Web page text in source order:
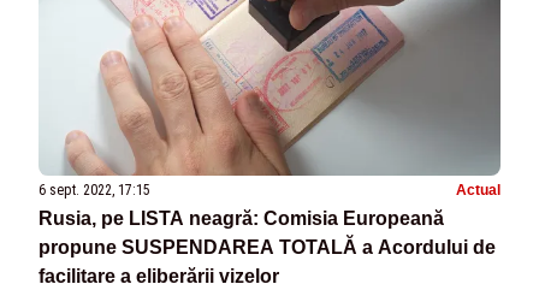
6 sept. 2022, 17:15 Actual
Rusia, pe LISTA neagră: Comisia Europeană
propune SUSPENDAREA TOTALĂ a Acordului de
facilitare a eliberării vizelor